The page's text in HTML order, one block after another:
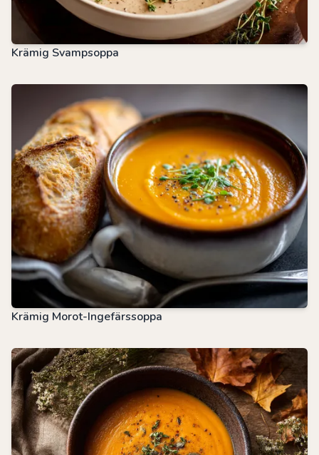
Krämig Svampsoppa
Krämig Morot-Ingefärssoppa